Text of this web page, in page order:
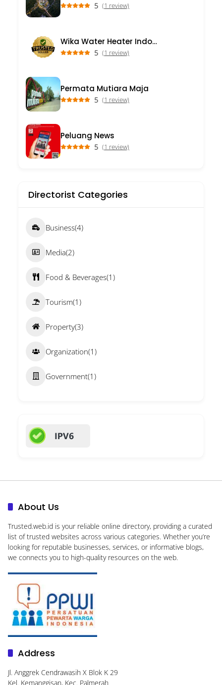
5 (1 review)
Wika Water Heater Indonesia
5 (1 review)
Permata Mutiara Maja
5 (1 review)
Peluang News
5 (1 review)
Directorist Categories
Business(4)
Media(2)
Food & Beverages(1)
Tourism(1)
Property(3)
Organization(1)
Government(1)
About Us
Trusted.web.id is your reliable online directory, providing a curated
list of trusted websites across various categories. Whether you’re
looking for reputable businesses, services, or informative blogs,
we connects you to high-quality resources on the web.
Address
Jl. Anggrek Cendrawasih X Blok K 29
Kel. Kemanggisan, Kec. Palmerah